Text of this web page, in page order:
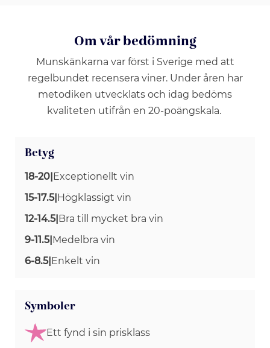
Om vår bedömning
Munskänkarna var först i Sverige med att
regelbundet recensera viner. Under åren har
metodiken utvecklats och idag bedöms
kvaliteten utifrån en 20-poängskala.
Betyg
18-20|Exceptionellt vin
15-17.5|Högklassigt vin
12-14.5|Bra till mycket bra vin
9-11.5|Medelbra vin
6-8.5|Enkelt vin
Symboler
Ett fynd i sin prisklass